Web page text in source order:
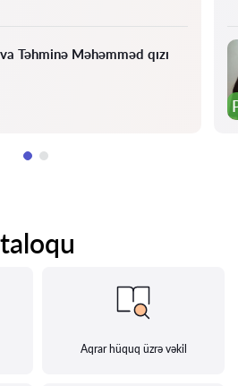
Təhminə Məhəmməd qızı
Aqrar hüquq üzrə vəkil